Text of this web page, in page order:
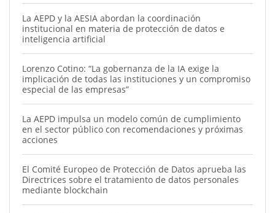
La AEPD y la AESIA abordan la coordinación
institucional en materia de protección de datos e
inteligencia artificial
Lorenzo Cotino: “La gobernanza de la IA exige la
implicación de todas las instituciones y un compromiso
especial de las empresas”
La AEPD impulsa un modelo común de cumplimiento
en el sector público con recomendaciones y próximas
acciones
El Comité Europeo de Protección de Datos aprueba las
Directrices sobre el tratamiento de datos personales
mediante blockchain